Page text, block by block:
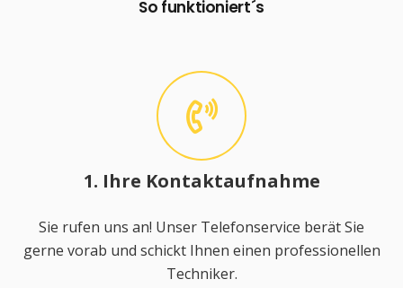
So funktioniert´s
1. Ihre Kontaktaufnahme
Sie rufen uns an! Unser Telefonservice berät Sie
gerne vorab und schickt Ihnen einen professionellen
Techniker.